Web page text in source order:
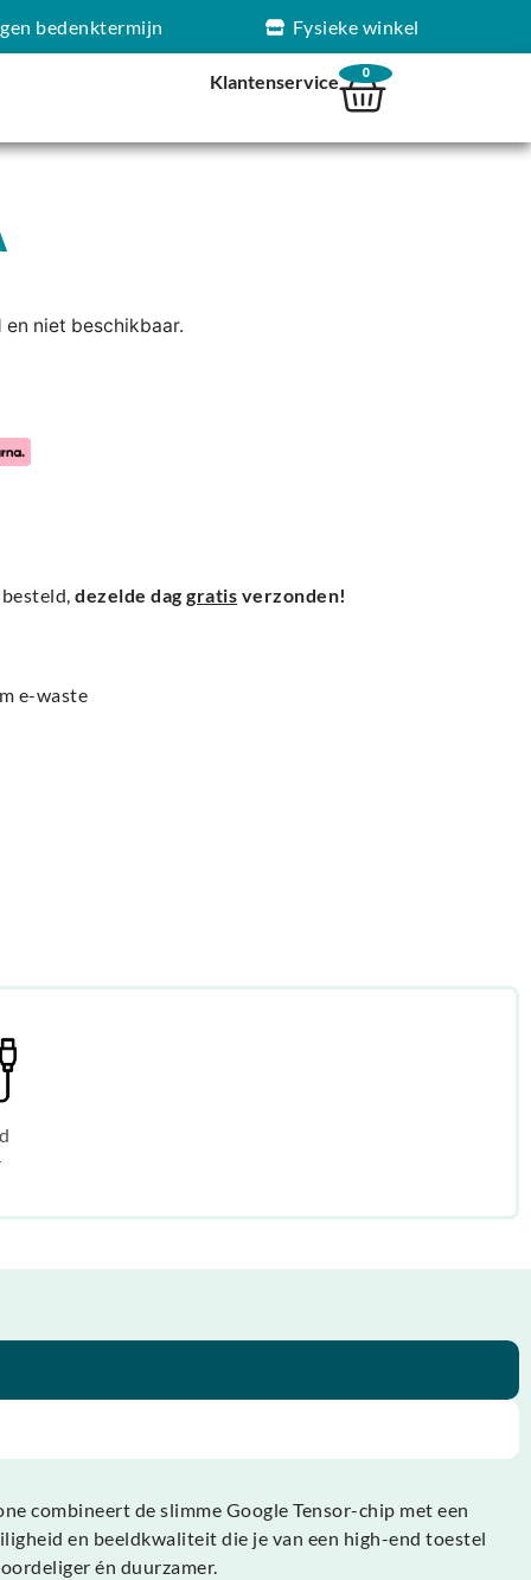
bedenktermijn Fysieke winkel
Klantenservice 0
niet beschikbaar.
besteld,dezelde daggratis verzonden!
e-waste
combineert de slimme Google Tensor-chip met een
en beeldkwaliteit die je van een high-end toestel
én duurzamer.